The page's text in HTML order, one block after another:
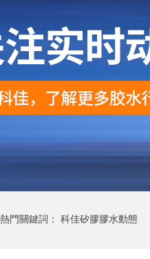
熱門關鍵詞： 科佳矽膠膠水動態